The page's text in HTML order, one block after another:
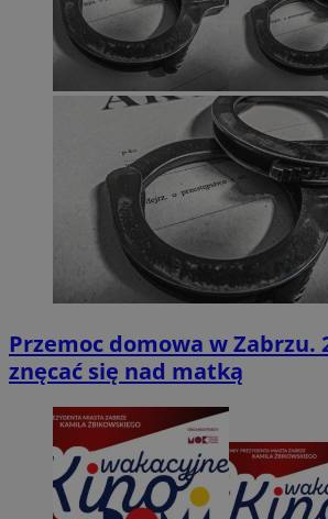
Przemoc domowa w Zabrzu.
znęcać się nad matką